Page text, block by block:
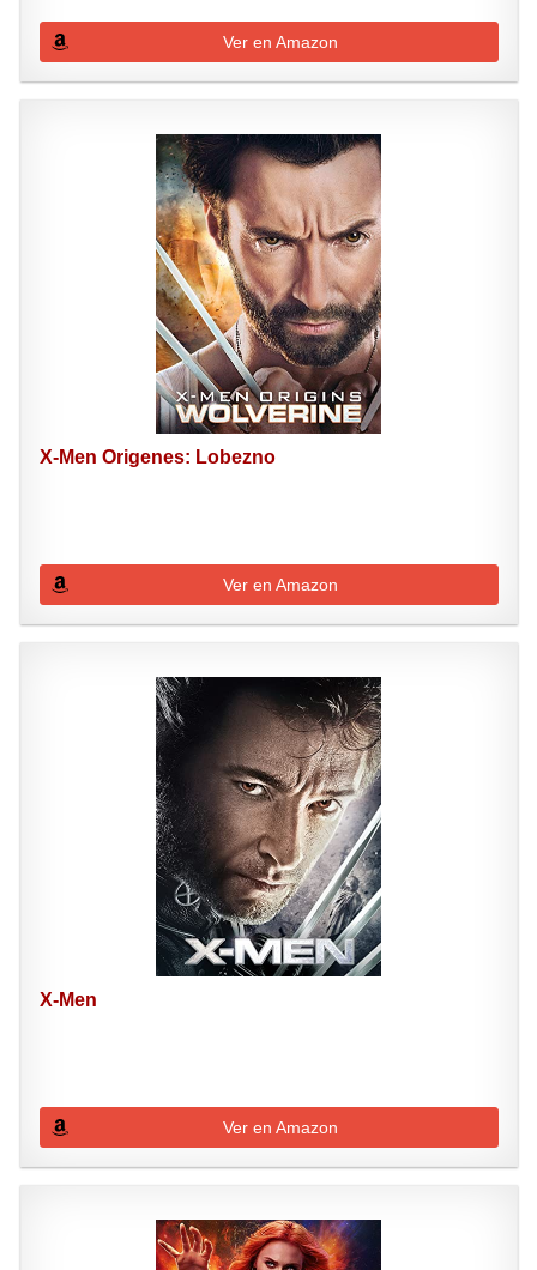
Ver en Amazon
X-Men Origenes: Lobezno
Ver en Amazon
X-Men
Ver en Amazon